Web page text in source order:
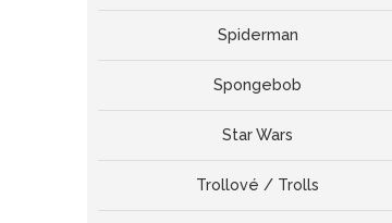
Spiderman
Spongebob
Star Wars
Trollové / Trolls